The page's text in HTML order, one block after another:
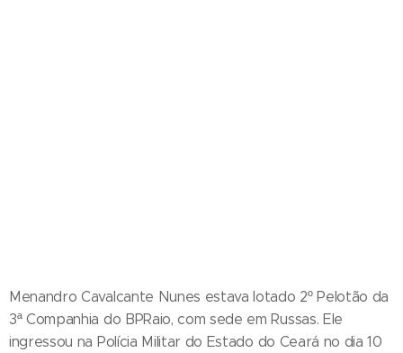
Menandro Cavalcante Nunes estava lotado 2º Pelotão da
3ª Companhia do BPRaio, com sede em Russas. Ele
ingressou na Polícia Militar do Estado do Ceará no dia 10